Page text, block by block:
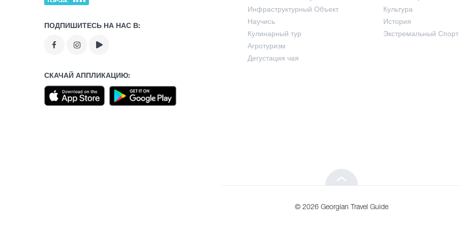
Дегустация чая
Инфраструктурный Объект
Научись
Кулинарный тур
Агротуризм
Дегустация чая
Культура
История
Экстремальный Спорт
ПОДПИШИТЕСЬ НА НАС В:
СКАЧАЙ АППЛИКАЦИЮ:
© 2026 Georgian Travel Guide